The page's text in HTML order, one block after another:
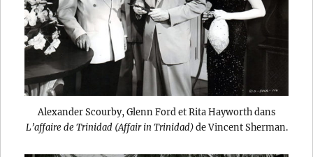
Alexander Scourby, Glenn Ford et Rita Hayworth dans
L’affaire de Trinidad (Affair in Trinidad)de Vincent Sherman.